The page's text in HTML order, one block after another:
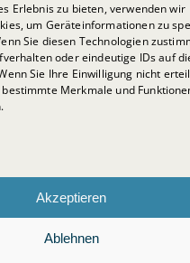
Erlebnis zu bieten, verwenden wir
um Geräteinformationen zu
Sie diesen Technologien
oder eindeutige IDs auf
Sie Ihre Einwilligung nicht
Merkmale und
Akzeptieren
Ablehnen
Steuerberatungsgesellschaft